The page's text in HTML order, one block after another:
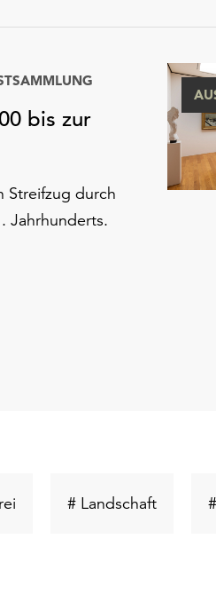
bis zur
Streifzug durch
Jahrhunderts.
Schlüsselwort# Landschaft